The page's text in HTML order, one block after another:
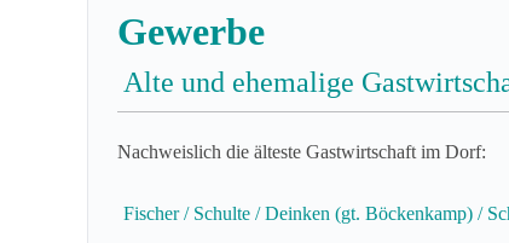
Gewerbe
Alte und ehemalige
Nachweislich die älteste Gastwirtschaft im Dorf:
Fischer / Schulte / Deinken (gt. Böckenkamp) /